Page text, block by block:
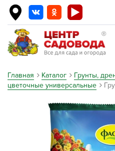
Главная Каталог Грунты,
цветочные универсальные